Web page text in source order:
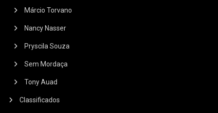
Márcio Torvano
Nancy Nasser
Pryscila Souza
Sem Mordaça
Tony Auad
Classificados